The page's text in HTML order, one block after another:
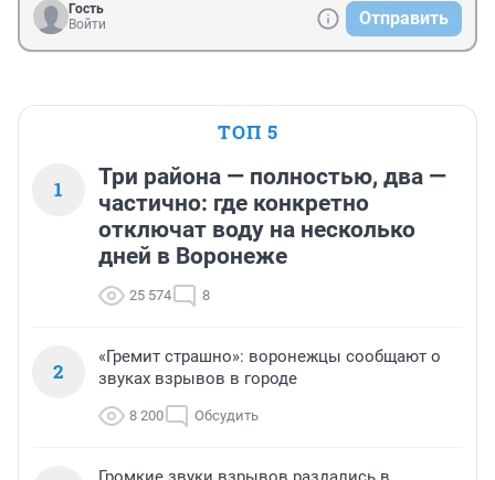
Гость
Войти
Отправить
ТОП 5
1
Три района — полностью, два —
частично: где конкретно
отключат воду на несколько
дней в Воронеже
25 574 8
2
«Гремит страшно»: воронежцы сообщают о
звуках взрывов в городе
8 200 Обсудить